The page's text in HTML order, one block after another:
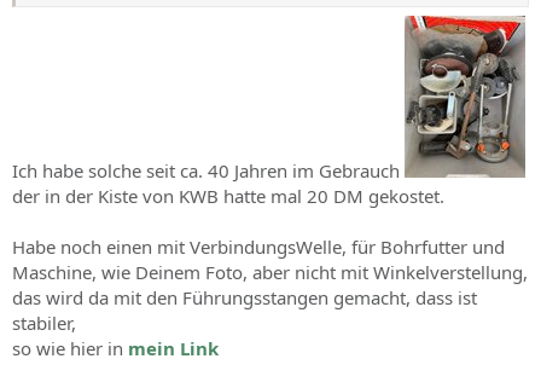
Ich habe solche seit ca. 40 Jahren im Gebrauch
der in der Kiste von KWB hatte mal 20 DM gekostet.
Habe noch einen mit VerbindungsWelle, für Bohrfutter und
Maschine, wie Deinem Foto, aber nicht mit Winkelverstellung,
das wird da mit den Führungsstangen gemacht, dass ist
stabiler,
so wie hier in mein Link